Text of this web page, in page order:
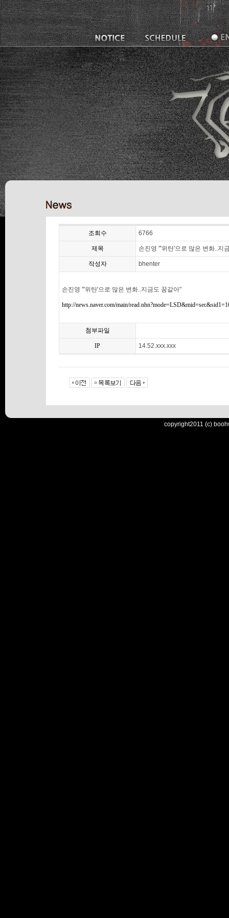
조회수 6766
제목 손진영 "'위탄'으로 많은 변화..지
작성자 bhenter
손진영 "'위탄'으로 많은 변화..지금도 꿈같아"
http://news.naver.com/main/
첨부파일
IP 14.52.xxx.xxx
copyright2011 (c)